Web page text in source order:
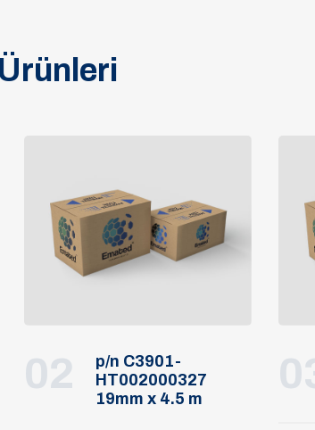
02
p/n C3901-
HT002000327
19mm x 4.5 m